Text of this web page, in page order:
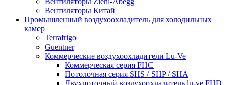
Вентиляторы Китай
Промышленный воздухоохладитель для холодильных
камер
Terrafrigo
Guentner
Коммерческие воздухоохладители Lu-Ve
Коммерческая серия FHC
Потолочная серия SHS / SHP / SHA
Двухпоточный воздухоохладитель lu-ve FHD